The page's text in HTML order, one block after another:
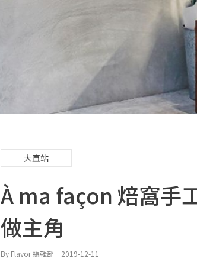
大直站
À ma façon 焙窩手
做主角
By Flavor 編輯部｜2019-12-11